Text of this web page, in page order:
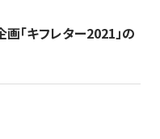
「キフレター2021」の